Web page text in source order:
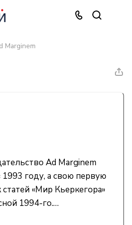
Marginem
Ad Marginem
1993 году, а свою первую
«Мир Кьеркегора»
1994-го.